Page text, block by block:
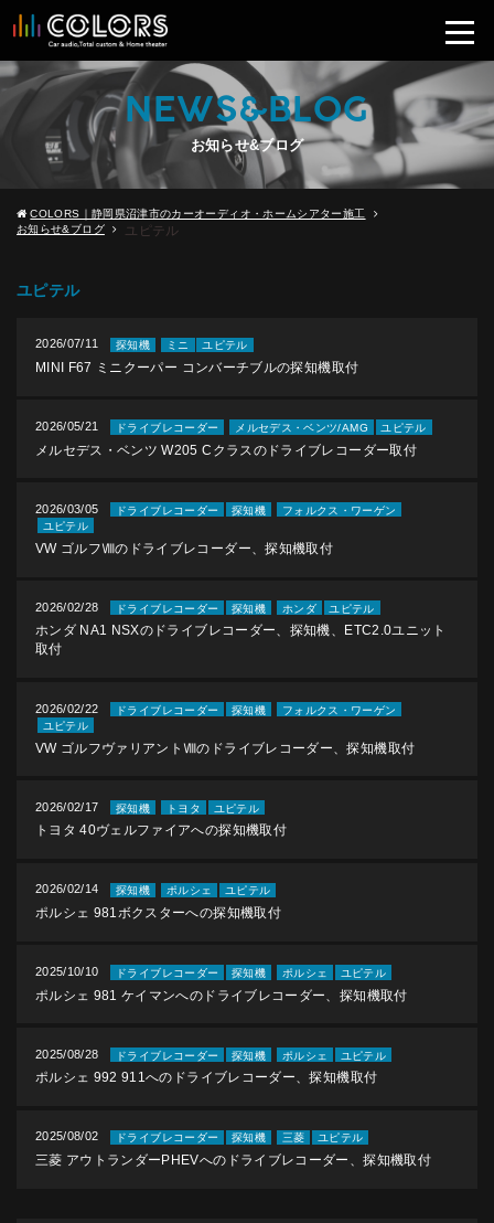
NEWS&BLOG
お知らせ&ブログ
COLORS｜静岡県沼津市のカーオーディオ・ホームシアター施工
お知らせ&ブログ
ユピテル
ユピテル
2026/07/11 探知機 ミニ ユピテル
MINI F67 ミニクーパー コンバーチブルの探知機取付
2026/05/21 ドライブレコーダー メルセデス・ベンツ/AMG ユピテル
メルセデス・ベンツ W205 Cクラスのドライブレコーダー取付
2026/03/05 ドライブレコーダー 探知機
フォルクス・ワーゲン
ユピテル
VW ゴルフⅧのドライブレコーダー、探知機取付
2026/02/28 ドライブレコーダー 探知機 ホンダ ユピテル
ホンダ NA1 NSXのドライブレコーダー、探知機、ETC2.0ユニット
取付
2026/02/22 ドライブレコーダー 探知機
フォルクス・ワーゲン
ユピテル
VW ゴルフヴァリアントⅧのドライブレコーダー、探知機取付
2026/02/17 探知機 トヨタ ユピテル
トヨタ 40ヴェルファイアへの探知機取付
2026/02/14 探知機 ポルシェ ユピテル
ポルシェ 981ボクスターへの探知機取付
2025/10/10 ドライブレコーダー 探知機 ポルシェ ユピテル
ポルシェ 981 ケイマンへのドライブレコーダー、探知機取付
2025/08/28 ドライブレコーダー 探知機 ポルシェ ユピテル
ポルシェ 992 911へのドライブレコーダー、探知機取付
2025/08/02 ドライブレコーダー 探知機 三菱 ユピテル
三菱 アウトランダーPHEVへのドライブレコーダー、探知機取付